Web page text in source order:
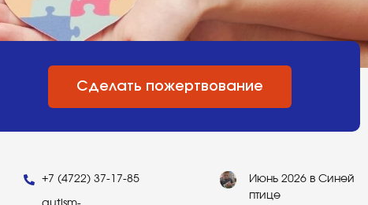
Сделать пожертвование
+7 (4722) 37-17-85
Июнь 2026 в Синей
птице